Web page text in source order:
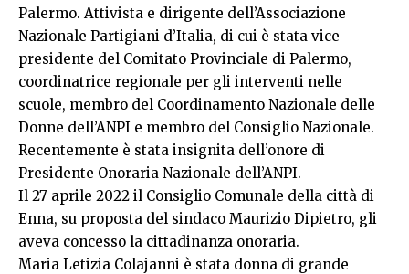
Palermo. Attivista e dirigente dell’Associazione
Nazionale Partigiani d’Italia, di cui è stata vice
presidente del Comitato Provinciale di Palermo,
coordinatrice regionale per gli interventi nelle
scuole, membro del Coordinamento Nazionale delle
Donne dell’ANPI e membro del Consiglio Nazionale.
Recentemente è stata insignita dell’onore di
Presidente Onoraria Nazionale dell’ANPI.
Il 27 aprile 2022 il Consiglio Comunale della città di
Enna, su proposta del sindaco Maurizio Dipietro, gli
aveva concesso la cittadinanza onoraria.
Maria Letizia Colajanni è stata donna di grande